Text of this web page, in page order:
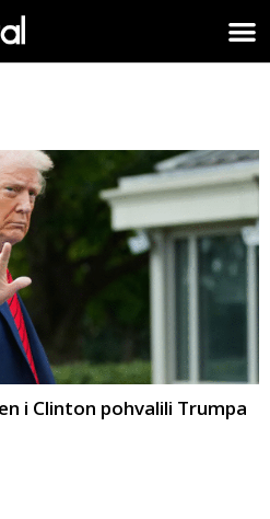
i Clinton pohvalili Trumpa